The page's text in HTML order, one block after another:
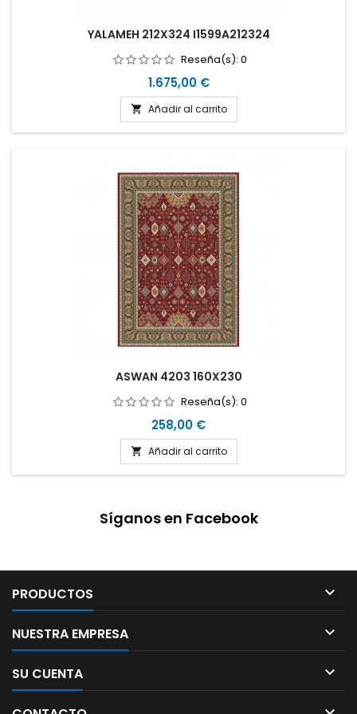
YALAMEH 212X324 I1599A212324
Reseña(s): 0
Precio
1.675,00 €
 Añadir al carrito
ASWAN 4203 160X230
Reseña(s): 0
Precio
258,00 €
 Añadir al carrito
Síganos en Facebook
PRODUCTOS 
NUESTRA EMPRESA 
SU CUENTA 